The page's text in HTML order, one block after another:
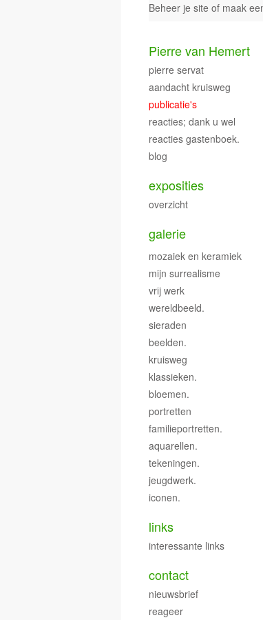
Beheer je site of maak
Pierre van Hemert
pierre servat
aandacht kruisweg
publicatie's
reacties; dank u wel
reacties gastenboek.
blog
exposities
overzicht
galerie
mozaiek en keramiek
mijn surrealisme
vrij werk
wereldbeeld.
sieraden
beelden.
kruisweg
klassieken.
bloemen.
portretten
familieportretten.
aquarellen.
tekeningen.
jeugdwerk.
iconen.
links
interessante links
contact
nieuwsbrief
reageer